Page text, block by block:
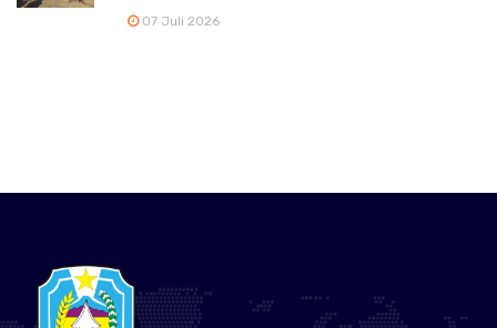
07 Juli 2026